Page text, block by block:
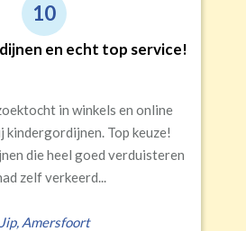
10
en echt top service!
in winkels en online
kindergordijnen. Top keuze!
die heel goed verduisteren
zelf verkeerd...
Jip, Amersfoort